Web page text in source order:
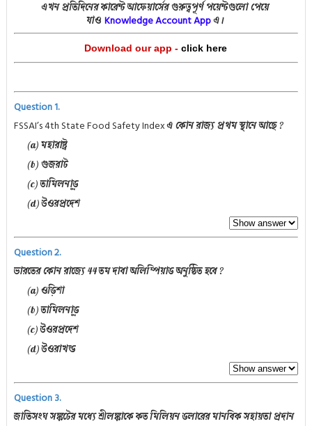
এখন প্রতিদিনের কারেন্ট আফেয়ার্সের গুরুত্বপূর্ণ পয়েন্টগুলো পেয়ে
যাও Knowledge Account App এ।
Download our app - click here
Question 1.
FSSAI’s 4th State Food Safety Indexএ কোন রাজ্য প্রথম স্থানে আছে ?
(a) মহারাষ্ট্র
(b) গুজরাট
(c) তামিলনাড়ু
(d) উওরপ্রদেশ
Question 2.
ভারতের কোন রাজ্যে 44 তম দাবা অলিম্পিয়াড অনুষ্ঠিত হবে ?
(a) ওড়িশা
(b) তামিলনাড়ু
(c) উওরপ্রদেশ
(d) উওরাখন্ড
Question 3.
জাতিসংঘ সঙ্কটের মধ্যে শ্রীলঙ্কাকে কত মিলিয়ন ডলারের মানবিক সহায়তা প্রদান